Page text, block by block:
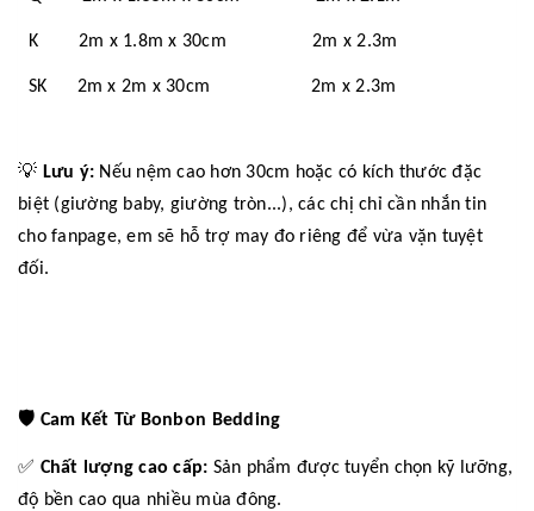
K 2m x 1.8m x 30cm 2m x 2.3m
SK 2m x 2m x 30cm 2m x 2.3m
💡 Lưu ý: Nếu nệm cao hơn 30cm hoặc có kích thước đặc
biệt (giường baby, giường tròn...), các chị chỉ cần nhắn tin
cho fanpage, em sẽ hỗ trợ may đo riêng để vừa vặn tuyệt
đối.
🛡️ Cam Kết Từ Bonbon Bedding
✅ Chất lượng cao cấp: Sản phẩm được tuyển chọn kỹ lưỡng,
độ bền cao qua nhiều mùa đông.